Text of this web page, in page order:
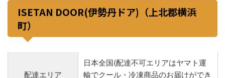
ISETAN DOOR(伊勢丹ドア)（上北郡横浜
町）
配達エリア
日本全国(配達不可エリアはヤマト運
輸でクール・冷凍商品のお届けができ